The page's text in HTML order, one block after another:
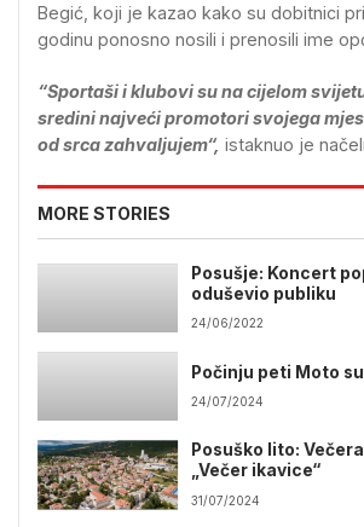
Begić, koji je kazao kako su dobitnici
godinu ponosno nosili i prenosili ime
“Sportaši i klubovi su na cijelom
sredini najveći promotori svojega
od srca zahvaljujem“, istaknuo je
MORE STORIES
Posušje: Koncert
oduševio publiku
24/06/2022
Počinju peti Moto
24/07/2024
Posuško lito:
„Večer ikavice“
31/07/2024